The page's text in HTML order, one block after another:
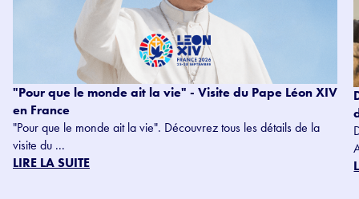
"Pour que le monde ait la vie" - Visite du Pape Léon XIV
en France
"Pour que le monde ait la vie". Découvrez tous les détails de la
visite du ...
LIRE LA SUITE